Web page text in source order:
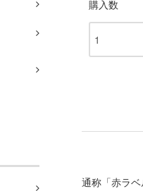
購入数
通称「赤ラベ